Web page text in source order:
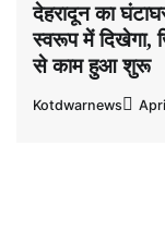
देहरादून का
स्वरूप में दिखेगा,
से काम हुआ शुरू
Kotdwarnews